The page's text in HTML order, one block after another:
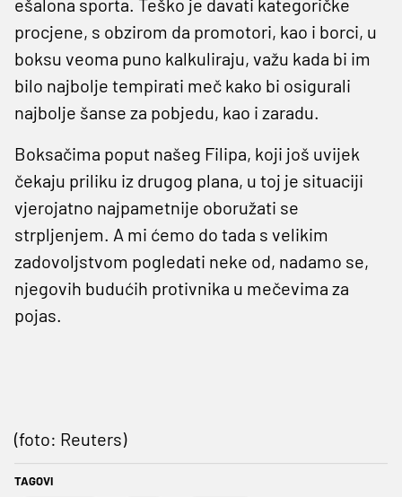
ešalona sporta. Teško je davati kategoričke
procjene, s obzirom da promotori, kao i borci, u
boksu veoma puno kalkuliraju, važu kada bi im
bilo najbolje tempirati meč kako bi osigurali
najbolje šanse za pobjedu, kao i zaradu.
Boksačima poput našeg Filipa, koji još uvijek
čekaju priliku iz drugog plana, u toj je situaciji
vjerojatno najpametnije oboružati se
strpljenjem. A mi ćemo do tada s velikim
zadovoljstvom pogledati neke od, nadamo se,
njegovih budućih protivnika u mečevima za
pojas.
(foto: Reuters)
TAGOVI